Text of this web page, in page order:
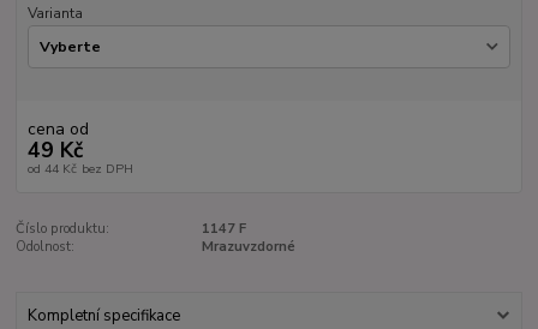
Varianta
cena od
49 Kč
od 44 Kč bez DPH
Číslo produktu:
1147 F
Odolnost:
Mrazuvzdorné
Kompletní specifikace